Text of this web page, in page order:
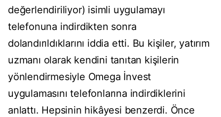
değerlendiriliyor) isimli uygulamayı
telefonuna indirdikten sonra
dolandırıldıklarını iddia etti. Bu kişiler, yatırım
uzmanı olarak kendini tanıtan kişilerin
yönlendirmesiyle Omega İnvest
uygulamasını telefonlarına indirdiklerini
anlattı. Hepsinin hikâyesi benzerdi. Önce